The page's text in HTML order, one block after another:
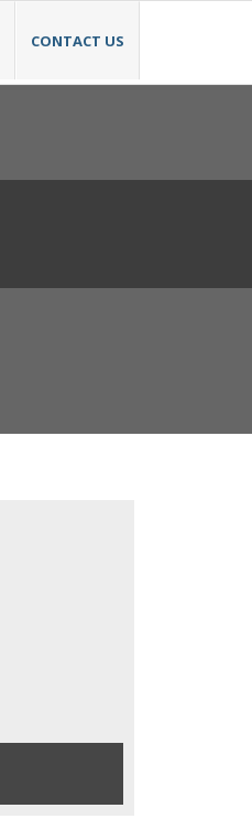
CONTACT US